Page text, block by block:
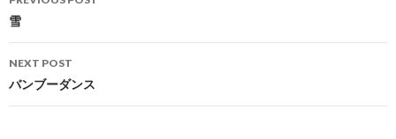
navigation
雪
NEXT POST
バンブーダンス